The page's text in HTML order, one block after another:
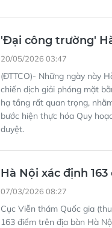
'Đại công trường'
20/05/2026 03:47
(ĐTTCO)- Những ngày này
chiến dịch giải phóng mặt
hạ tầng rất quan trọng,
bước hiện thực hóa Quy
duyệt.
Hà Nội xác định
07/03/2026 08:27
Cục Viễn thám Quốc gia
163 điểm trên địa bàn Hà